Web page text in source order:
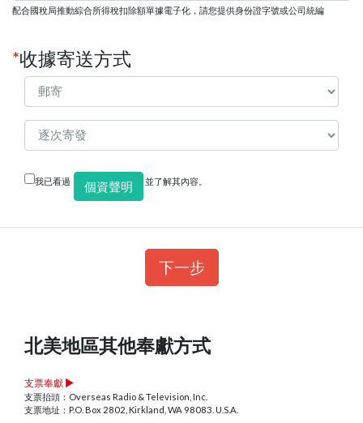
配合國稅局推動綜合所得稅扣除額單據電子化，請您提供身份證字號或公司統編
*收據寄送方式
我已看過 個資聲明 並了解其內容。
下一步
北美地區其他奉獻方式
支票奉獻 ►
支票抬頭：Overseas Radio & Television, Inc.
支票地址：P.O. Box 2802, Kirkland, WA 98083. U.S.A.